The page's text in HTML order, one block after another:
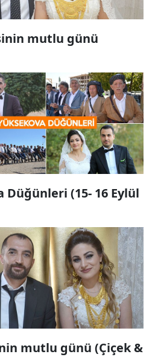
mutlu günü
Düğünleri (15- 16 Eylül
mutlu günü (Çiçek &